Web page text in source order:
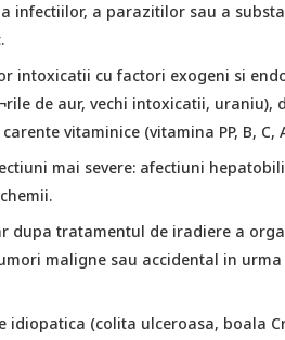
infectiilor, a parazitilor sau a
intoxicatii cu factori exogeni si
de aur, vechi intoxicatii, uraniu),
vitaminice (vitamina PP, B, C,
mai severe: afectiuni
dupa tratamentul de iradiere a
maligne sau accidental in
idiopatica (colita ulceroasa, boala